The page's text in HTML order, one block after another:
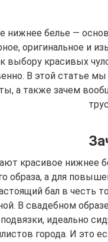
нижнее белье —
оригинальное и
выбору красивых
В этой статье
а также зачем
красивое нижнее
образа, а для
бал в честь
В свадебном
идеально
города. И это